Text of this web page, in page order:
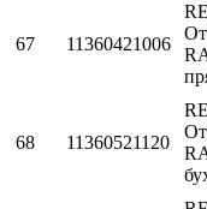
67 11360421006
68 11360521120